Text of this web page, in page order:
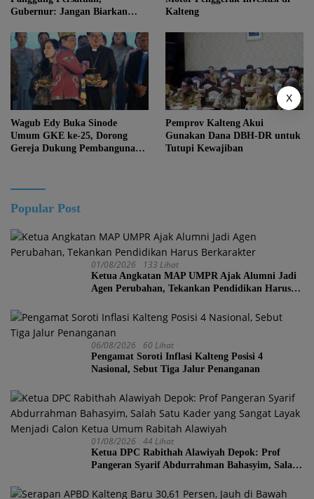
Gubernur: Jangan Biarkan
Kalteng
Kalteng
Wagub Edy Buka Sinode
Umum GKE ke-25, Dorong
Gereja Dukung Pembangunan
Pemprov Kalteng Akui
Gunakan Dana DBH-DR untuk
Tutupi Kewajiban
Popular Post
01/08/2026 133 Lihat
Ketua Angkatan MAP UMPR Ajak Alumni Jadi
Agen Perubahan, Tekankan Pendidikan Harus
06/08/2026 60 Lihat
Pengamat Soroti Inflasi Kalteng Posisi 4
Nasional, Sebut Tiga Jalur Penanganan
01/08/2026 44 Lihat
Ketua DPC Rabithah Alawiyah Depok: Prof
Pangeran Syarif Abdurrahman Bahasyim, Salah
Ketua Umum Rabitah Alawiyah
X